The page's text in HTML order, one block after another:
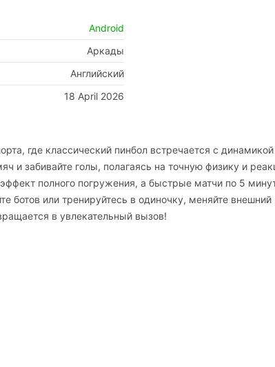
Android
Аркады
Английский
18 April 2026
где классический пинбол встречается с динамикой
и забивайте голы, полагаясь на точную физику и
полного погружения, а быстрые матчи по 5
ботов или тренируйтесь в одиночку, меняйте внешний
в увлекательный вызов!